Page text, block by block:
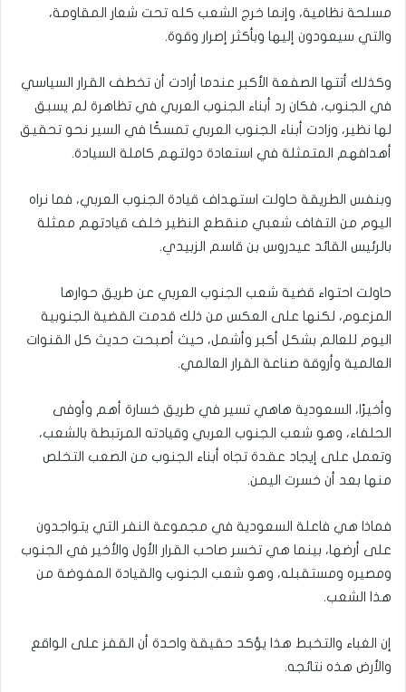
مسلحة نظامية، وإنما خرج الشعب كله تحت شعار المقاومة،
والتي سيعودون إليها وبأكثر إصرار وقوة.
وكذلك أتتها الصفعة الأكبر عندما أرادت أن تخطف القرار السياسي
في الجنوب، فكان رد أبناء الجنوب العربي في تظاهرة لم يسبق
لها نظير، وزادت أبناء الجنوب العربي تمسكًا في السير نحو تحقيق
أهدافهم المتمثلة في استعادة دولتهم كاملة السيادة.
وبنفس الطريقة حاولت استهداف قيادة الجنوب العربي، فما نراه
اليوم من التفاف شعبي منقطع النظير خلف قيادتهم ممثلة
بالرئيس القائد عيدروس بن قاسم الزبيدي.
حاولت احتواء قضية شعب الجنوب العربي عن طريق حوارها
المزعوم، لكنها على العكس من ذلك قدمت القضية الجنوبية
اليوم للعالم بشكل أكبر وأشمل، حيث أصبحت حديث كل القنوات
العالمية وأروقة صناعة القرار العالمي.
وأخيرًا، السعودية هاهي تسير في طريق خسارة أهم وأوفى
الحلفاء، وهو شعب الجنوب العربي وقيادته المرتبطة بالشعب،
وتعمل على إيجاد عقدة تجاه أبناء الجنوب من الصعب التخلص
منها بعد أن خسرت اليمن.
فماذا هي فاعلة السعودية في مجموعة النفر التي يتواجدون
على أرضها، بينما هي تخسر صاحب القرار الأول والأخير في الجنوب
ومصيره ومستقبله، وهو شعب الجنوب والقيادة المفوضة من
هذا الشعب.
إن الغباء والتخبط هذا يؤكد حقيقة واحدة أن القفز على الواقع
والأرض هذه نتائجه.